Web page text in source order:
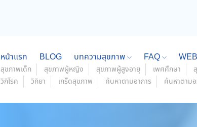
หน้าแรก BLOG บทความสุขภาพ FAQ
สุขภาพเด็ก สุขภาพผู้หญิง สุขภาพผู้สูงอายุ เพศศึกษา
วิกิโรค
วิกิยา เกร็ดสุขภาพ ค้นหาตามอาการ ค้นหาตามอ